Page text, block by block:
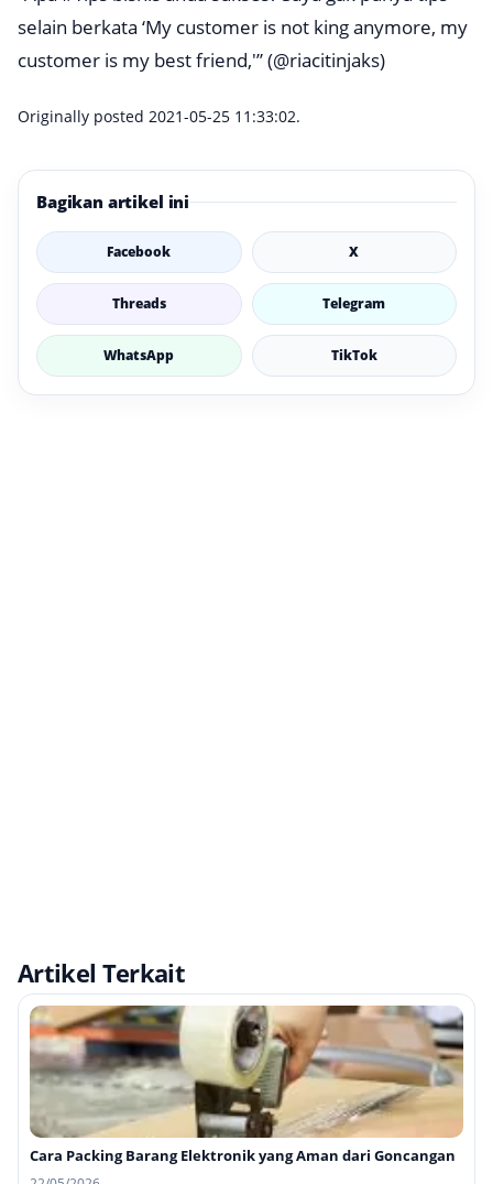
selain berkata ‘My customer is not king anymore, my
customer is my best friend,'” (@riacitinjaks)
Originally posted 2021-05-25 11:33:02.
Bagikan artikel ini
Facebook X
Threads Telegram
WhatsApp TikTok
Artikel Terkait
Cara Packing Barang Elektronik yang Aman dari Goncangan